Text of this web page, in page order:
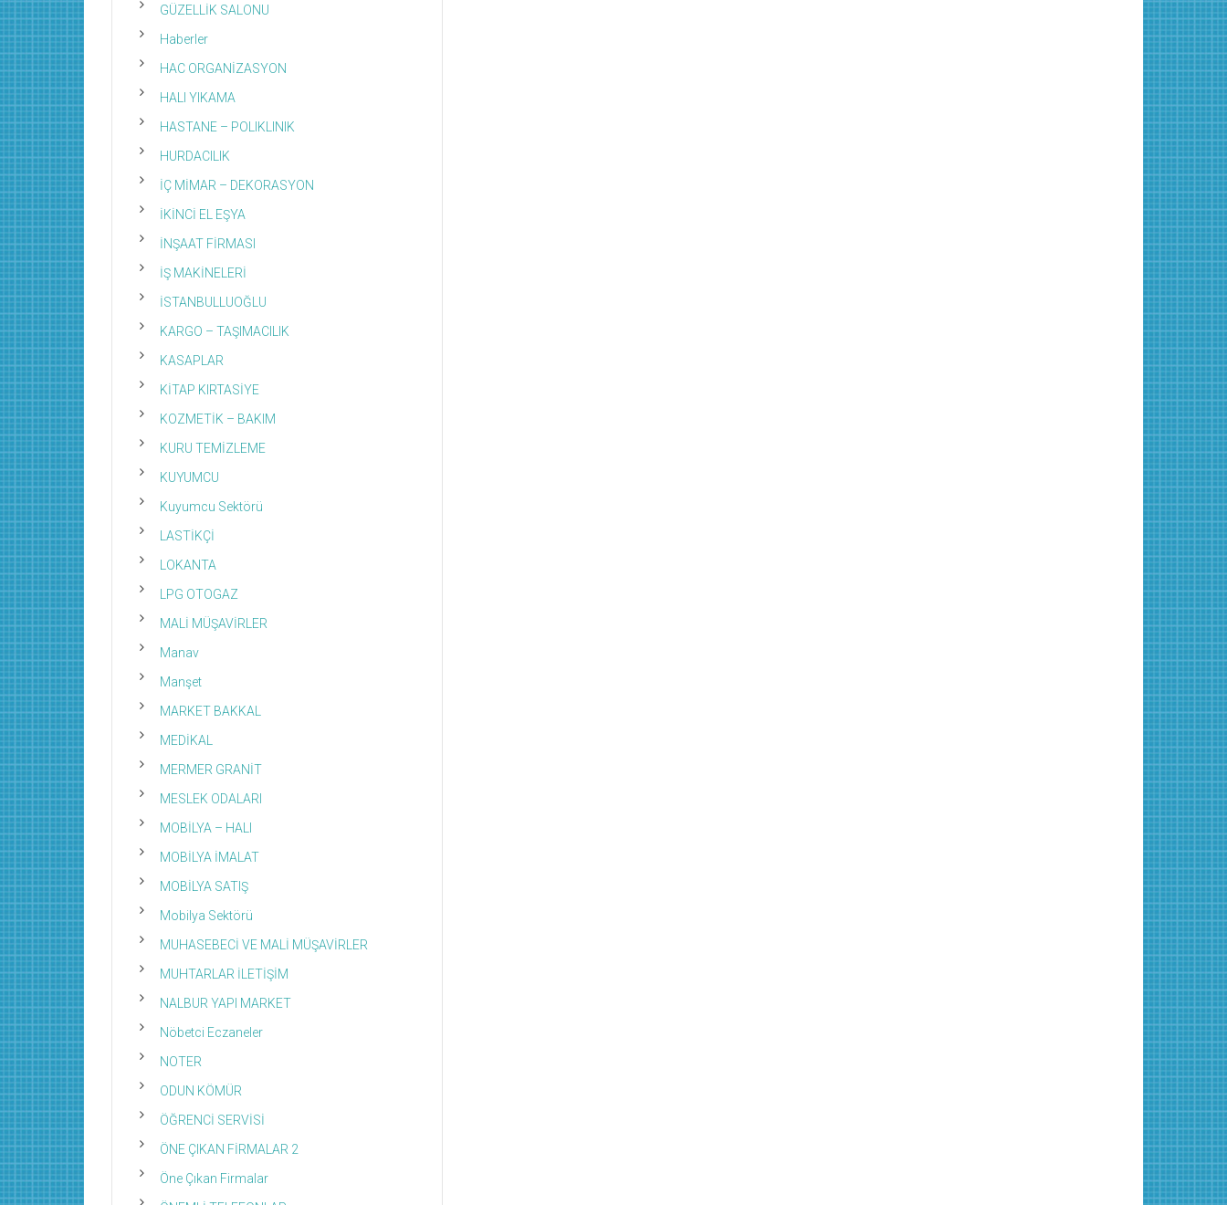
GÜZELLİK SALONU
Haberler
HAC ORGANİZASYON
HALI YIKAMA
HASTANE – POLIKLINIK
HURDACILIK
İÇ MİMAR – DEKORASYON
İKİNCİ EL EŞYA
İNŞAAT FİRMASI
İŞ MAKİNELERİ
İSTANBULLUOĞLU
KARGO – TAŞIMACILIK
KASAPLAR
KİTAP KIRTASİYE
KOZMETİK – BAKIM
KURU TEMİZLEME
KUYUMCU
Kuyumcu Sektörü
LASTİKÇİ
LOKANTA
LPG OTOGAZ
MALİ MÜŞAVİRLER
Manav
Manşet
MARKET BAKKAL
MEDİKAL
MERMER GRANİT
MESLEK ODALARI
MOBİLYA – HALI
MOBİLYA İMALAT
MOBİLYA SATIŞ
Mobilya Sektörü
MUHASEBECİ VE MALİ MÜŞAVİRLER
MUHTARLAR İLETİŞİM
NALBUR YAPI MARKET
Nöbetci Eczaneler
NOTER
ODUN KÖMÜR
ÖĞRENCİ SERVİSİ
ÖNE ÇIKAN FİRMALAR 2
Öne Çıkan Firmalar